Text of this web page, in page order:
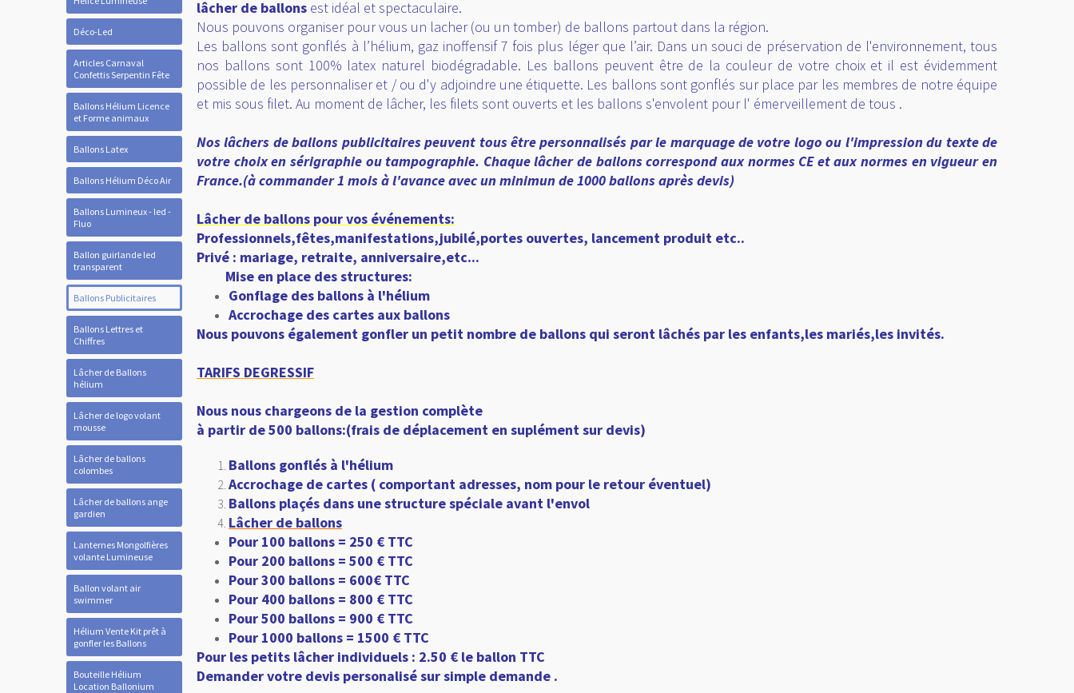
Déco-Led
Articles Carnaval
Confettis Serpentin Fête
Ballons Hélium Licence
et Forme animaux
Ballons Latex
Ballons Hélium Déco Air
Ballons Lumineux - led -
Fluo
Ballon guirlande led
transparent
Ballons Publicitaires
Ballons Lettres et
Chiffres
Lâcher de Ballons
hélium
Lâcher de logo volant
mousse
Lâcher de ballons
colombes
Lâcher de ballons ange
gardien
Lanternes Mongolfières
volante Lumineuse
Ballon volant air
swimmer
Hélium Vente Kit prêt à
gonfler les Ballons
Bouteille Hélium
Location Ballonium
Vous souhaitez une attraction spéciale à l'occasion de l'inauguration de votre espace commercial, rendre cet évènement unique ,un
lâcher de ballonsest idéal et spectaculaire.
Nous pouvons organiser pour vous un lacher (ou un tomber) de ballons partout dans la région.
Les ballons sont gonflés à l’hélium, gaz inoffensif 7 fois plus léger que l’air. Dans un souci de préservation de l'environnement, tous
nos ballons sont 100% latex naturel biodégradable. Les ballons peuvent être de la couleur de votre choix et il est évidemment
possible de les personnaliser et / ou d'y adjoindre une étiquette. Les ballons sont gonflés sur place par les membres de notre équipe
Nos lâchers de ballons publicitaires peuvent tous être personnalisés par le marquage de votre logo ou l'impression du texte de
votre choix en sérigraphie ou tampographie. Chaque lâcher de ballons correspond aux normes CE et aux normes en vigueur en
Lâcher de ballons pour vos événements:
Professionnels,fêtes,manifestations,jubilé,portes ouvertes, lancement produit etc..
Privé : mariage, retraite, anniversaire,etc...
Mise en place des structures:
Gonflage des ballons à l'hélium
Accrochage des cartes aux ballons
Nous nous chargeons de la gestion complète
Ballons gonflés à l'hélium
Accrochage de cartes ( comportant adresses, nom pour le retour éventuel)
Ballons plaçés dans une structure spéciale avant l'envol
Lâcher de ballons
Pour 100 ballons = 250 € TTC
Pour 200 ballons = 500 € TTC
Pour 300 ballons = 600€ TTC
Pour 400 ballons = 800 € TTC
Pour 500 ballons = 900 € TTC
Pour 1000 ballons = 1500 € TTC
Pour les petits lâcher individuels : 2.50 € le ballon TTC